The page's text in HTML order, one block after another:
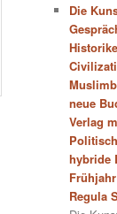
Die
neue
Verlag
hybride
Regula